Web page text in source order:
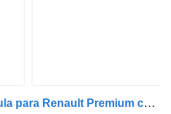
5000658553 tapa de válvula para Renault Premium camión